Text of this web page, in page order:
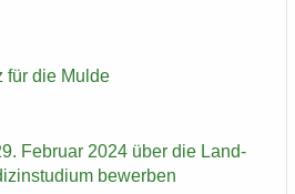
für die Mulde
Fe­bru­ar 2024 über die Land­
be­wer­ben